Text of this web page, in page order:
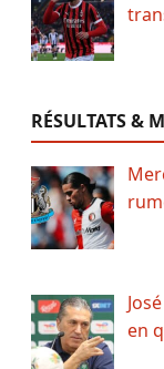
RÉSULTATS &
en